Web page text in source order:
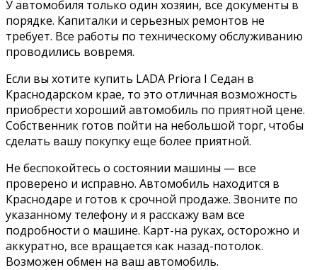
У автомобиля только один хозяин, все документы в
порядке. Капиталки и серьезных ремонтов не
требует. Все работы по техническому обслуживанию
проводились вовремя.
Если вы хотите купить LADA Priora I Седан в
Краснодарском крае, то это отличная возможность
приобрести хороший автомобиль по приятной цене.
Собственник готов пойти на небольшой торг, чтобы
сделать вашу покупку еще более приятной.
Не беспокойтесь о состоянии машины — все
проверено и исправно. Автомобиль находится в
Краснодаре и готов к срочной продаже. Звоните по
указанному телефону и я расскажу вам все
подробности о машине. Карт-на руках, осторожно и
аккуратно, все вращается как назад-потолок.
Возможен обмен на ваш автомобиль.